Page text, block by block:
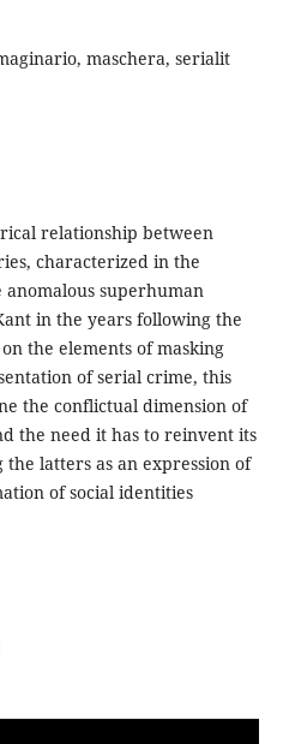
maschera, serialit
relationship between
characterized in the
superhuman
in the years following the
the elements of masking
of serial crime, this
the conflictual dimension of
the need it has to reinvent its
the latters as an expression of
of social identities